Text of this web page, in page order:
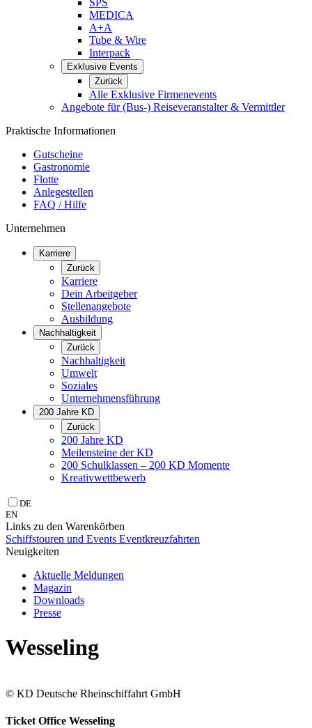
SPS
MEDICA
A+A
Tube & Wire
Interpack
Exklusive Events
Zurück
Alle Exklusive Firmenevents
Angebote für (Bus-) Reiseveranstalter & Vermittler
Praktische Informationen
Gutscheine
Gastronomie
Flotte
Anlegestellen
FAQ / Hilfe
Unternehmen
Karriere
Zurück
Karriere
Dein Arbeitgeber
Stellenangebote
Ausbildung
Nachhaltigkeit
Zurück
Nachhaltigkeit
Umwelt
Soziales
Unternehmens­führung
200 Jahre KD
Zurück
200 Jahre KD
Meilensteine der KD
200 Schulklassen – 200 KD Momente
Kreativwettbewerb
DE
EN
Links zu den Warenkörben
Schiffstouren und Events Eventkreuzfahrten
Neuigkeiten
Aktuelle Meldungen
Magazin
Downloads
Presse
Wesseling
© KD Deutsche Rheinschiffahrt GmbH
Ticket Office Wesseling